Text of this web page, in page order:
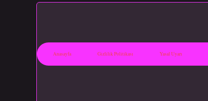
Anasayfa Gizlilik Politikası Yasal Uyarı